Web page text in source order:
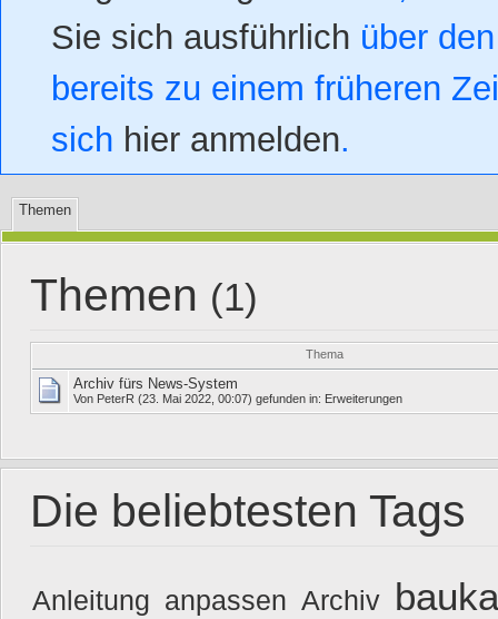
Sie sich ausführlich über
bereits zu einem früheren
sich hier anmelden.
Themen
Themen (1)
Thema
Archiv fürs News-System
Von PeterR (23. Mai 2022, 00:07) gefunden in: Erweiterungen
Die beliebtesten Tags
Anleitung anpassen Archiv